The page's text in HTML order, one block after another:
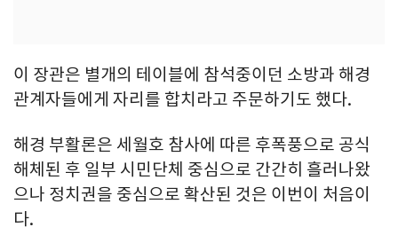
이 장관은 별개의 테이블에 참석중이던 소방과 해경
관계자들에게 자리를 합치라고 주문하기도 했다.
해경 부활론은 세월호 참사에 따른 후폭풍으로 공식
해체된 후 일부 시민단체 중심으로 간간히 흘러나왔
으나 정치권을 중심으로 확산된 것은 이번이 처음이
다.